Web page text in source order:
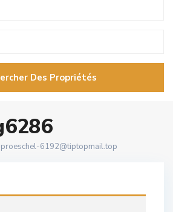
Des Propriétés
6192@tiptopmail.top